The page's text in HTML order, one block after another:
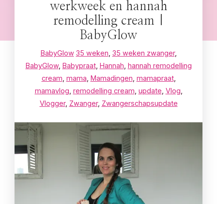
werkweek en hannah
remodelling cream |
BabyGlow
BabyGlow 35 weken 35 weken zwanger,
BabyGlow, Babypraat, Hannah hannah remodelling
cream mama Mamadingen mamapraat,
mamavlog remodelling cream update Vlog
Vlogger, Zwanger, Zwangerschapsupdate